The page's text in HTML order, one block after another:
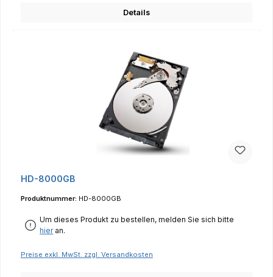
Details
HD-8000GB
Produktnummer: HD-8000GB
Um dieses Produkt zu bestellen, melden Sie sich bitte
hieran.
Preise exkl. MwSt. zzgl. Versandkosten